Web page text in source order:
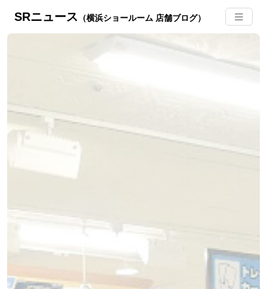
SRニュース （横浜ショールーム 店舗ブログ）